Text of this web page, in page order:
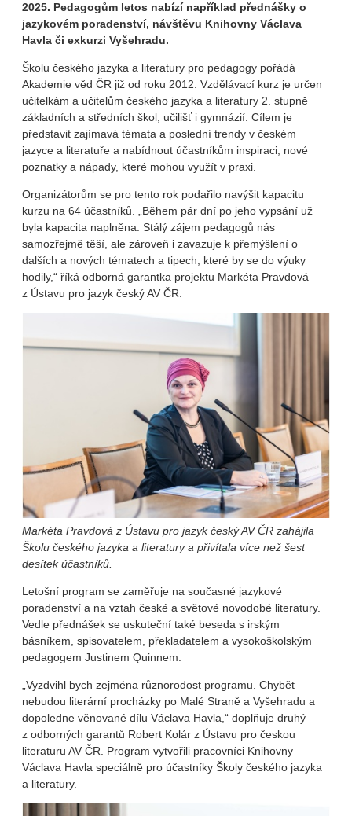
2025. Pedagogům letos nabízí například přednášky o
jazykovém poradenství, návštěvu Knihovny Václava
Havla či exkurzi Vyšehradu.
Školu českého jazyka a literatury pro pedagogy pořádá
Akademie věd ČR již od roku 2012. Vzdělávací kurz je určen
učitelkám a učitelům českého jazyka a literatury 2. stupně
základních a středních škol, učilišť i gymnázií. Cílem je
představit zajímavá témata a poslední trendy v českém
jazyce a literatuře a nabídnout účastníkům inspiraci, nové
poznatky a nápady, které mohou využít v praxi.
Organizátorům se pro tento rok podařilo navýšit kapacitu
kurzu na 64 účastníků. „Během pár dní po jeho vypsání už
byla kapacita naplněna. Stálý zájem pedagogů nás
samozřejmě těší, ale zároveň i zavazuje k přemýšlení o
dalších a nových tématech a tipech, které by se do výuky
hodily,“ říká odborná garantka projektu Markéta Pravdová
z Ústavu pro jazyk český AV ČR.
Markéta Pravdová z Ústavu pro jazyk český AV ČR zahájila
Školu českého jazyka a literatury a přivítala více než šest
desítek účastníků.
Letošní program se zaměřuje na současné jazykové
poradenství a na vztah české a světové novodobé literatury.
Vedle přednášek se uskuteční také beseda s irským
básníkem, spisovatelem, překladatelem a vysokoškolským
pedagogem Justinem Quinnem.
„Vyzdvihl bych zejména různorodost programu. Chybět
nebudou literární procházky po Malé Straně a Vyšehradu a
dopoledne věnované dílu Václava Havla,“ doplňuje druhý
z odborných garantů Robert Kolár z Ústavu pro českou
literaturu AV ČR. Program vytvořili pracovníci Knihovny
Václava Havla speciálně pro účastníky Školy českého jazyka
a literatury.